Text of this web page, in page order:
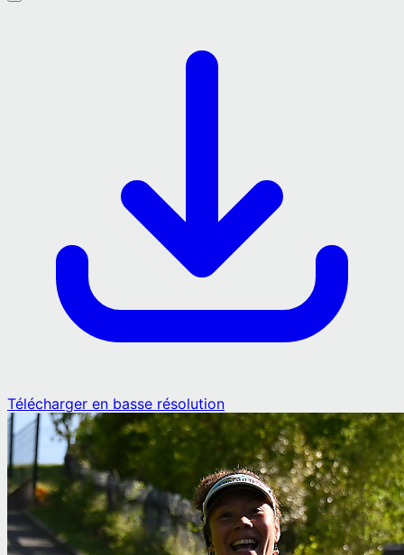
Télécharger en basse résolution